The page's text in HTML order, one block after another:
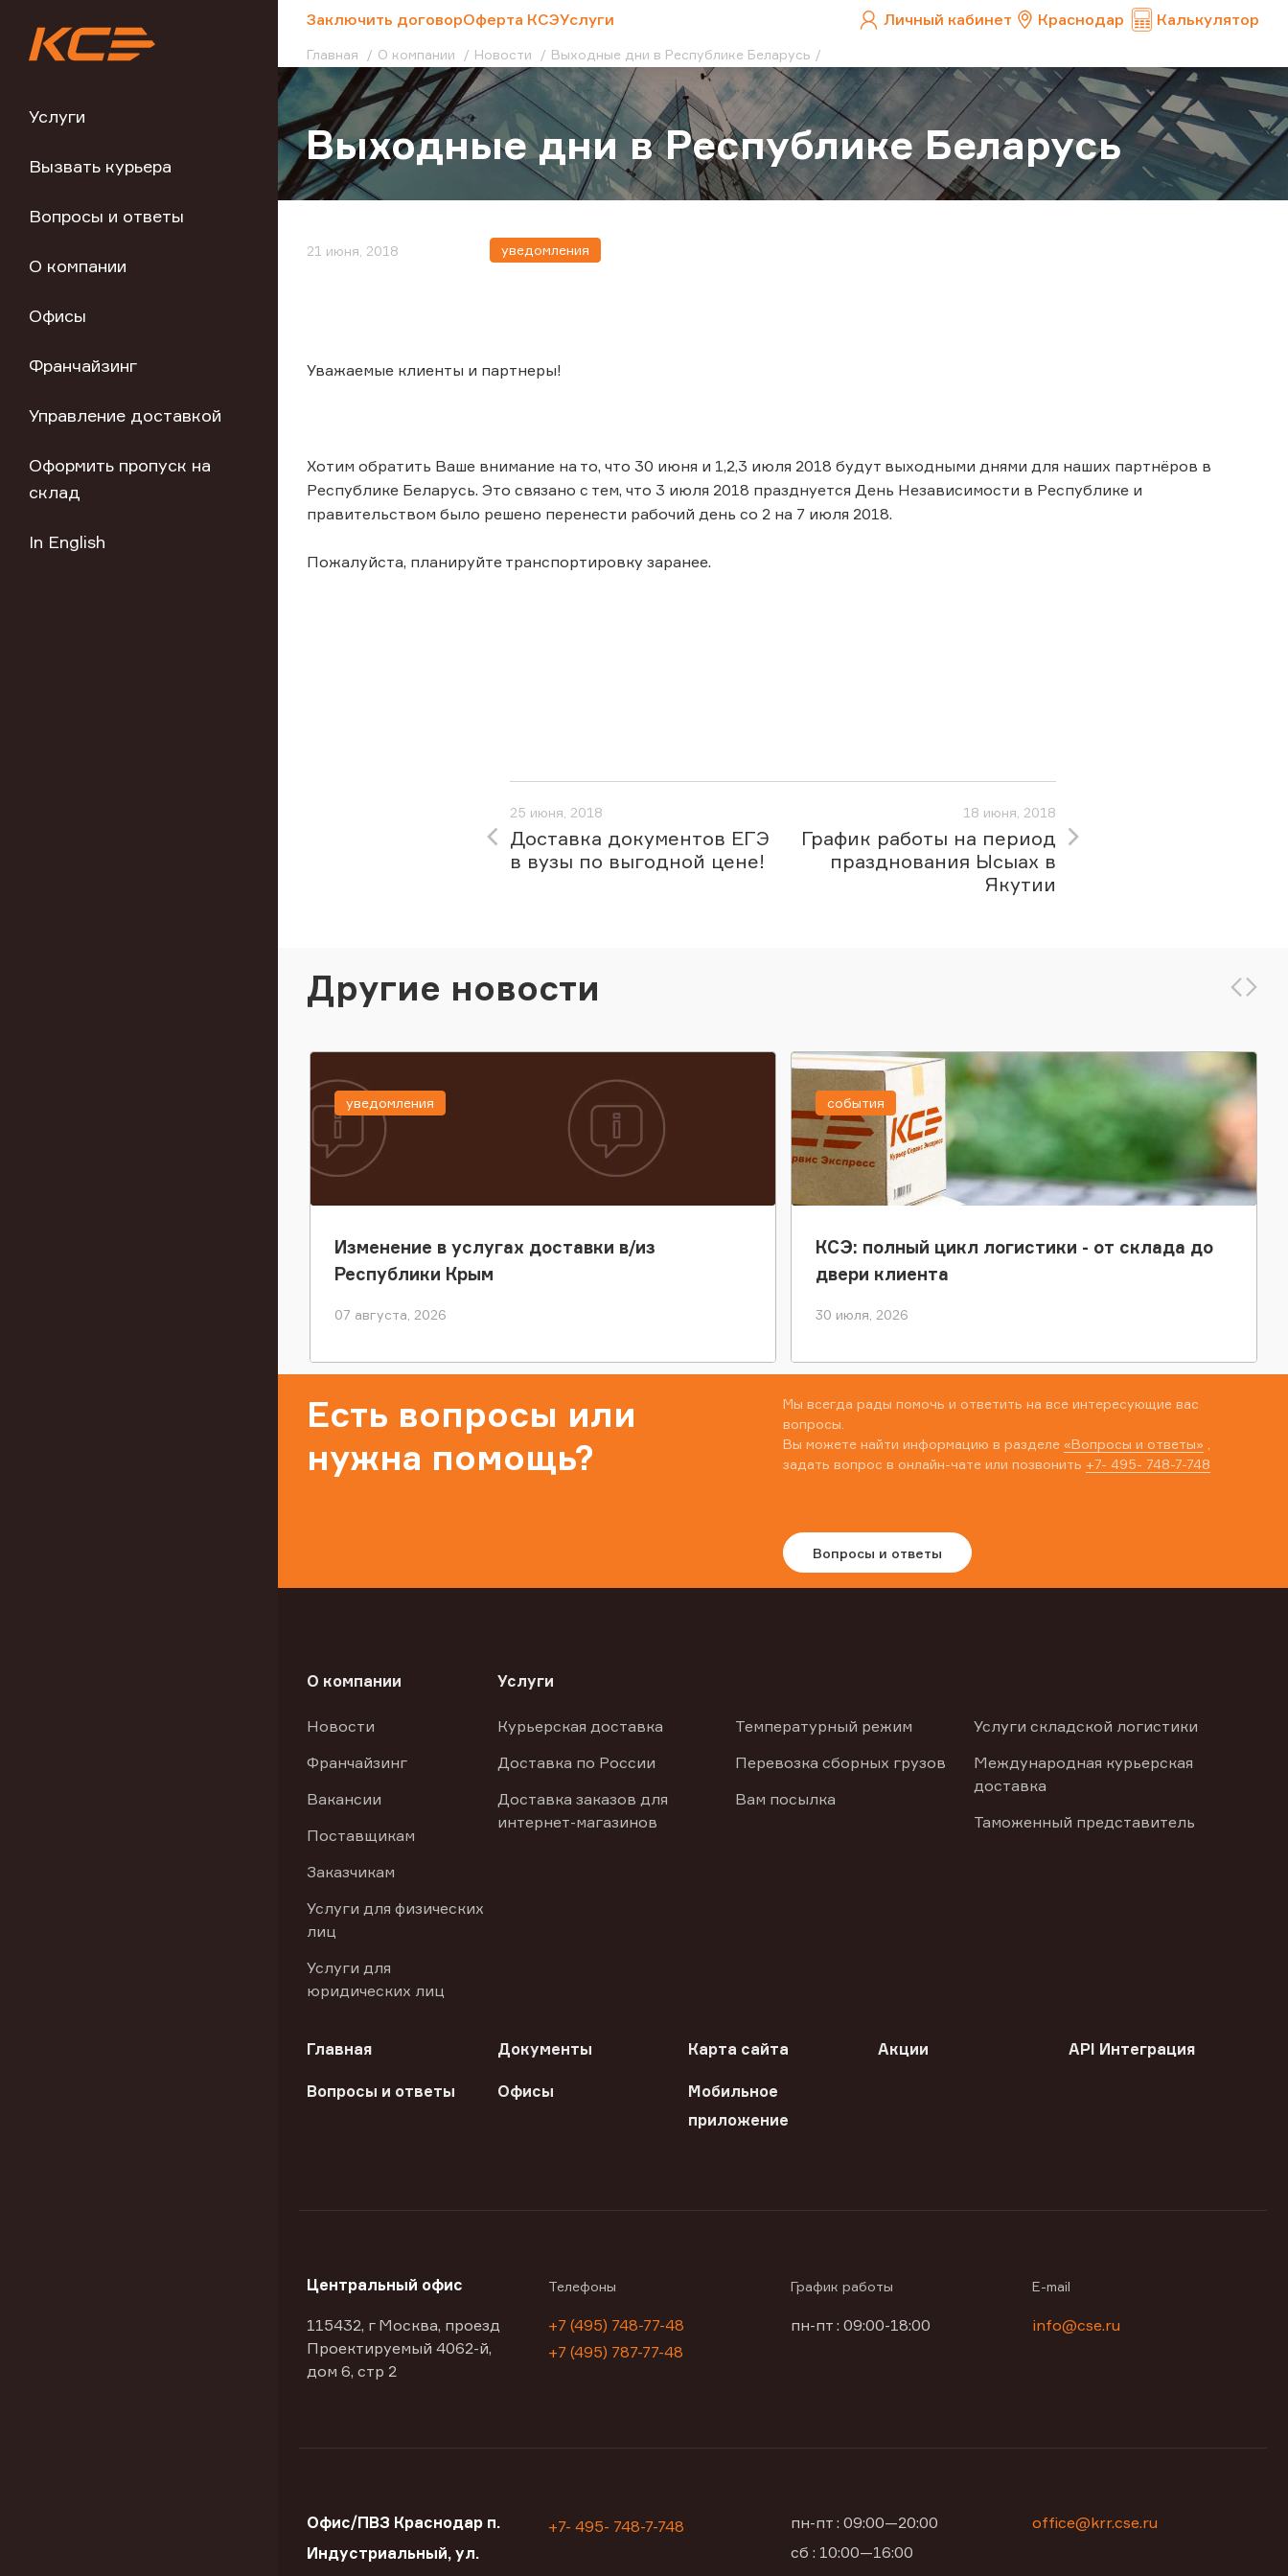
Услуги
Вызвать курьера
Вопросы и ответы
О компании
Офисы
Франчайзинг
Управление доставкой
Оформить пропуск на
склад
In English
Заключить договорОферта КСЭУслуги Личный кабинет Краснодар Калькулятор
Главная О компании Новости Выходные дни в Республике Беларусь
Выходные дни в Республике Беларусь
21 июня, 2018 уведомления
Уважаемые клиенты и партнеры!
Хотим обратить Ваше внимание на то, что 30 июня и 1,2,3 июля 2018 будут выходными днями для наших партнёров в
Республике Беларусь. Это связано с тем, что 3 июля 2018 празднуется День Независимости в Республике и
правительством было решено перенести рабочий день со 2 на 7 июля 2018.
Пожалуйста, планируйте транспортировку заранее.
25 июня, 2018
Доставка документов ЕГЭ
в вузы по выгодной цене!
18 июня, 2018
График работы на период
празднования Ысыах в
Якутии
Другие новости
Изменение в услугах доставки в/из
Республики Крым
07 августа, 2026
уведомления
КСЭ: полный цикл логистики - от склада до
двери клиента
30 июля, 2026
события
Есть вопросы или
нужна помощь?
Мы всегда рады помочь и ответить на все интересующие вас
вопросы.
Вы можете найти информацию в разделе «Вопросы и ответы»
задать вопрос в онлайн-чате или позвонить +7- 495- 748-7-748
Вопросы и ответы
О компании
Новости
Франчайзинг
Вакансии
Поставщикам
Заказчикам
Услуги для физических
лиц
Услуги для
юридических лиц
Услуги
Курьерская доставка
Доставка по России
Доставка заказов для
интернет-магазинов
Температурный режим
Перевозка сборных грузов
Вам посылка
Услуги складской логистики
Международная курьерская
доставка
Таможенный представитель
Главная Документы Карта сайта Акции API Интеграция
Вопросы и ответы Офисы
Мобильное
приложение
Центральный офис
115432, г Москва, проезд
Проектируемый 4062-й,
дом 6, стр 2
Телефоны
+7 (495) 748-77-48
+7 (495) 787-77-48
График работы
пн-пт : 09:00-18:00
E-mail
info@cse.ru
Офис/ПВЗ Краснодар п.
Индустриальный, ул.
+7- 495- 748-7-748
пн-пт : 09:00—20:00
сб : 10:00—16:00
office@krr.cse.ru